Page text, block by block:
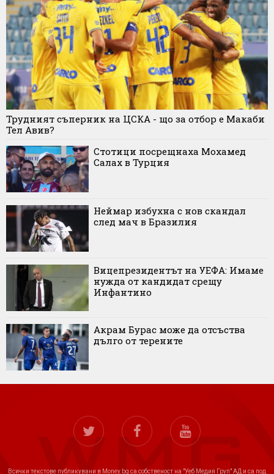
Трудният съперник на ЦСКА - що за отбор е Макаби
Тел Авив?
Стотици посрещнаха Мохамед
Салах в Турция
Неймар избухна с нов скандал
след мач в Бразилия
Вицепрезидентът на УЕФА: Имаме
нужда от кандидат срещу
Инфантино
Акрам Бурас може да отсъства
дълго от терените
Всички текстове публикувани в Money.bg са собственост на "Уеб Медия Груп" АД и са под